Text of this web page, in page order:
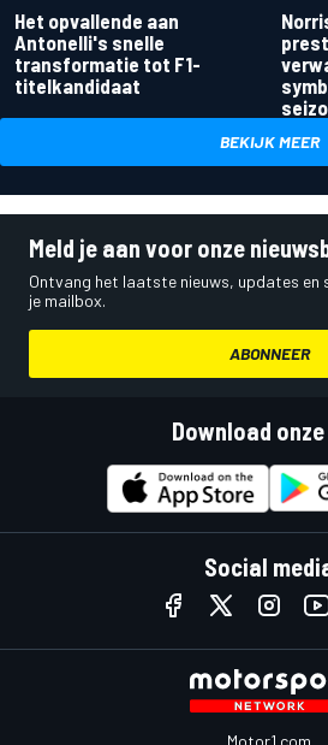
Het opvallende aan
Antonelli's snelle
transformatie tot F1-
titelkandidaat
BEKIJK MEER
Meld je aan voor onze
Ontvang het laatste nieuws, updates en
je mailbox.
ABONNEER
Download
Social
Motor1.com